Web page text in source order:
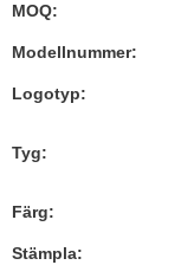
MOQ:
Modellnummer:
Logotyp:
Tyg:
Färg:
Stämpla: